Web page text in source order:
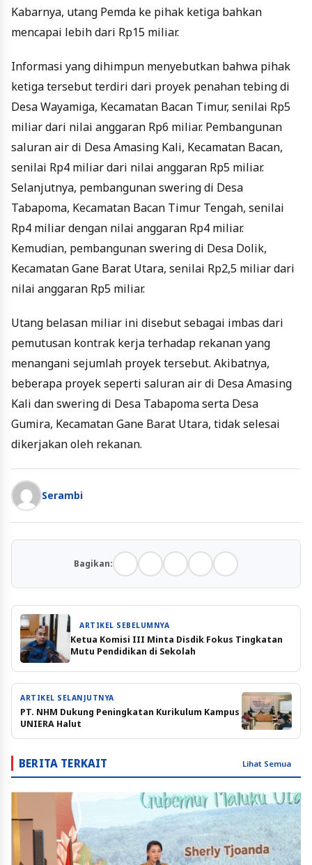
Kabarnya, utang Pemda ke pihak ketiga bahkan
mencapai lebih dari Rp15 miliar.
Informasi yang dihimpun menyebutkan bahwa pihak
ketiga tersebut terdiri dari proyek penahan tebing di
Desa Wayamiga, Kecamatan Bacan Timur, senilai Rp5
miliar dari nilai anggaran Rp6 miliar. Pembangunan
saluran air di Desa Amasing Kali, Kecamatan Bacan,
senilai Rp4 miliar dari nilai anggaran Rp5 miliar.
Selanjutnya, pembangunan swering di Desa
Tabapoma, Kecamatan Bacan Timur Tengah, senilai
Rp4 miliar dengan nilai anggaran Rp4 miliar.
Kemudian, pembangunan swering di Desa Dolik,
Kecamatan Gane Barat Utara, senilai Rp2,5 miliar dari
nilai anggaran Rp5 miliar.
Utang belasan miliar ini disebut sebagai imbas dari
pemutusan kontrak kerja terhadap rekanan yang
menangani sejumlah proyek tersebut. Akibatnya,
beberapa proyek seperti saluran air di Desa Amasing
Kali dan swering di Desa Tabapoma serta Desa
Gumira, Kecamatan Gane Barat Utara, tidak selesai
dikerjakan oleh rekanan.
Serambi
Bagikan:
ARTIKEL SEBELUMNYA
Ketua Komisi III Minta Disdik Fokus Tingkatan
Mutu Pendidikan di Sekolah
ARTIKEL SELANJUTNYA
PT. NHM Dukung Peningkatan Kurikulum Kampus
UNIERA Halut
BERITA TERKAIT Lihat Semua